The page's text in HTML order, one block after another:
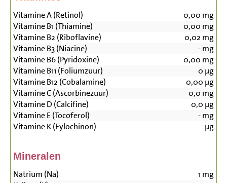
Vitamine A (Retinol) 0,00 mg
Vitamine B1 (Thiamine)
0,00 mg
Vitamine B2 (Riboflavine)
0,02 mg
Vitamine B3 (Niacine)
-mg
Vitamine B6 (Pyridoxine)
0,00 mg
Vitamine B11 (Foliumzuur)
0 µg
Vitamine B12 (Cobalamine)
0,00 µg
Vitamine C (Ascorbinezuur)
0,0 mg
Vitamine D (Calcifine)
0,0 µg
Vitamine E (Tocoferol)
-mg
Vitamine K (Fylochinon)
-µg
Mineralen
Natrium (Na) 1 mg